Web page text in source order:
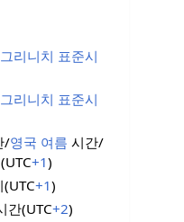
그리니치 표준시
그리니치 표준시
/영국 여름 시간/
(UTC+1)
(UTC+1)
간(UTC+2)